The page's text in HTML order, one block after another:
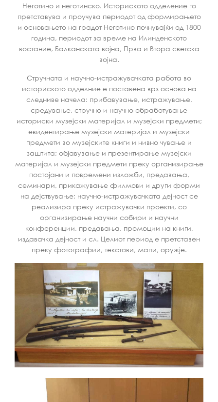
Неготино и неготинско. Историското одделение го
претставува и проучува периодот од формирањето
и основањето на градот Неготино почнувајќи од 1800
година, периодот за време на Илинденското
востание, Балканската војна, Прва и Втора светска
војна.
Стручната и научно-истражувачката работа во
историското одделние е поставена врз основа на
следниве начела: прибавување, истражување,
средување, стручно и научно обработување
историски музејски материјал и музејски предмети;
евидентирање музејски материјал и музејски
предмети во музејските книги и нивно чување и
заштита; објавување и презентирање музејски
материјал и музејски предмети преку организирање
постојани и повремени изложби, предавања,
семинари, прикажување филмови и други форми
на дејствување; научно-истражувачката дејност се
реализира преку истражувачки проекти, со
организирање научни собири и научни
конференции, предавања, промоции на книги,
издавачка дејност и сл. Целиот период е претставен
преку фотографии, текстови, мапи, оружје.